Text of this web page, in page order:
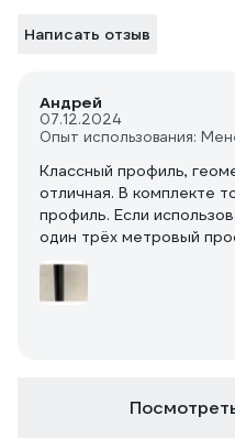
Написать отзыв
Андрей
07.12.2024
Опыт использования:
Классный профиль,
отличная. В комплекте
профиль. Если
один трёх метровый
двух метровый -
только соедееитель